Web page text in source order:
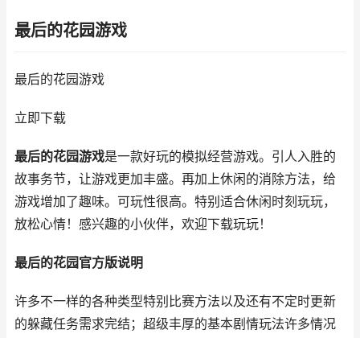
最后的花园游戏
最后的花园游戏
立即下载
最后的花园游戏是一款好玩的模拟经营游戏。引人入胜的
故事务节，让游戏更加丰盛。再加上休闲的消除方法，给
游戏增加了趣味。可玩性很高。特别适合休闲时刻玩玩，
放松心情！感兴趣的小伙伴，欢迎下载玩玩！
最后的花园官方版说明
许多不一样的各种类型特别比赛方法以及还有不定时更新
的躲藏任务需求完结；超级丰厚的基本剧情玩法许多情况